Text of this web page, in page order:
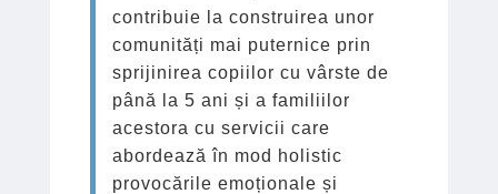
contribuie la construirea unor
comunități mai puternice prin
sprijinirea copiilor cu vârste de
până la 5 ani și a familiilor
acestora cu servicii care
abordează în mod holistic
provocările emoționale și